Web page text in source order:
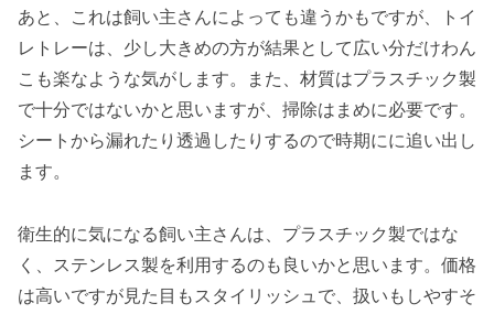
あと、これは飼い主さんによっても違うかもですが、トイ
レトレーは、少し大きめの方が結果として広い分だけわん
こも楽なような気がします。また、材質はプラスチック製
で十分ではないかと思いますが、掃除はまめに必要です。
シートから漏れたり透過したりするので時期にに追い出し
ます。
衛生的に気になる飼い主さんは、プラスチック製ではな
く、ステンレス製を利用するのも良いかと思います。価格
は高いですが見た目もスタイリッシュで、扱いもしやすそ